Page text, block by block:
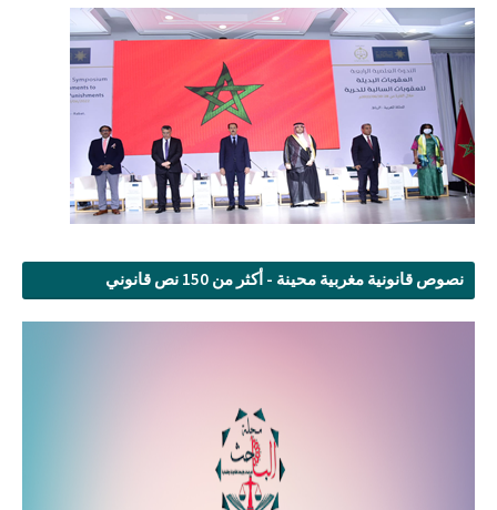
نصوص قانونية مغربية محينة - أكثر من 150 نص قانوني